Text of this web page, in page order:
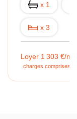
x 1
x 3
Loyer 1 303 €/
charges comprises **